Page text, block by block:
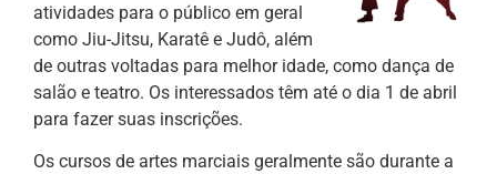
atividades para o público em geral
como Jiu-Jitsu, Karatê e Judô, além
de outras voltadas para melhor idade, como dança de
salão e teatro. Os interessados têm até o dia 1 de abril
para fazer suas inscrições.
Os cursos de artes marciais geralmente são durante a